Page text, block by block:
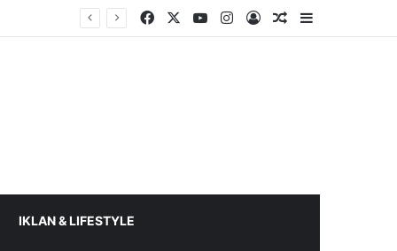
FacebookYouTubeInstagram
Log InRandom Article
Sidebar
IKLAN & LIFESTYLE